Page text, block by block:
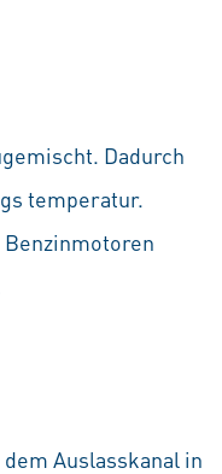
Dadurch
temperatur.
Benzinmotoren
Auslasskanal in